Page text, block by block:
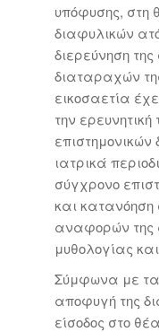
υπόφυσης, στη
διαφυλικών
διερεύνηση
διαταραχών
εικοσαετία
την
επιστημονικών
ιατρικά
σύγχρονο
και
αναφορών της
μυθολογίας
Σύμφωνα με τα
αποφυγή της
είσοδος στο